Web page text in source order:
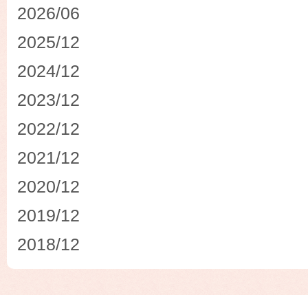
2026/06
2025/12
2024/12
2023/12
2022/12
2021/12
2020/12
2019/12
2018/12